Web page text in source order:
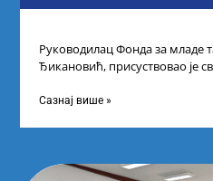
Руководилац Фонда за младе
Ђикановић, присуствовао је
Сазнај више »